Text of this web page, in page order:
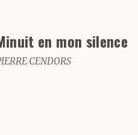
en mon silence
CENDORS